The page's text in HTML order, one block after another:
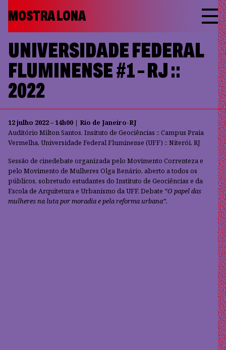
MOSTRA LONA
UNIVERSIDADE FEDERAL
FLUMINENSE #1 – RJ ::
2022
12 julho 2022 – 14h00 | Rio de Janeiro-RJ
Auditório Milton Santos. Insituto de Geociências :: Campus Praia
Vermelha, Universidade Federal Fluminense (UFF) :: Niterói, RJ
Sessão de cinedebate organizada pelo Movimento Correnteza e
pelo Movimento de Mulheres Olga Benário, aberto a todos os
públicos, sobretudo estudantes do Instituto de Geociências e da
Escola de Arquitetura e Urbanismo da UFF. Debate “O papel das
mulheres na luta por moradia e pela reforma urbana”.